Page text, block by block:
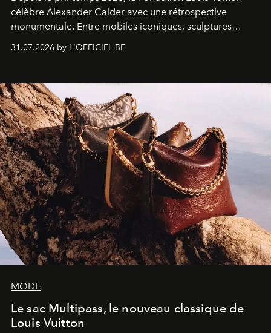
célèbre Alexander Calder avec une rétrospective
monumentale. Entre mobiles iconiques, sculptures
monumentales et poésie du mouvement, l'artiste
américain investit les espaces imaginés par Frank Gehry
sculpture.
31.07.2026 by L'OFFICIEL BE
MODE
Le sac Multipass, le nouveau classique de
Louis Vuitton